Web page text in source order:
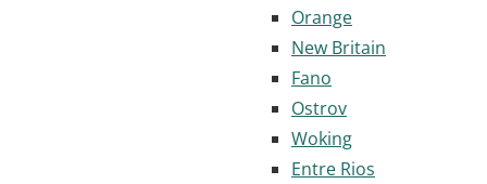
Orange
New Britain
Fano
Ostrov
Woking
Entre Rios